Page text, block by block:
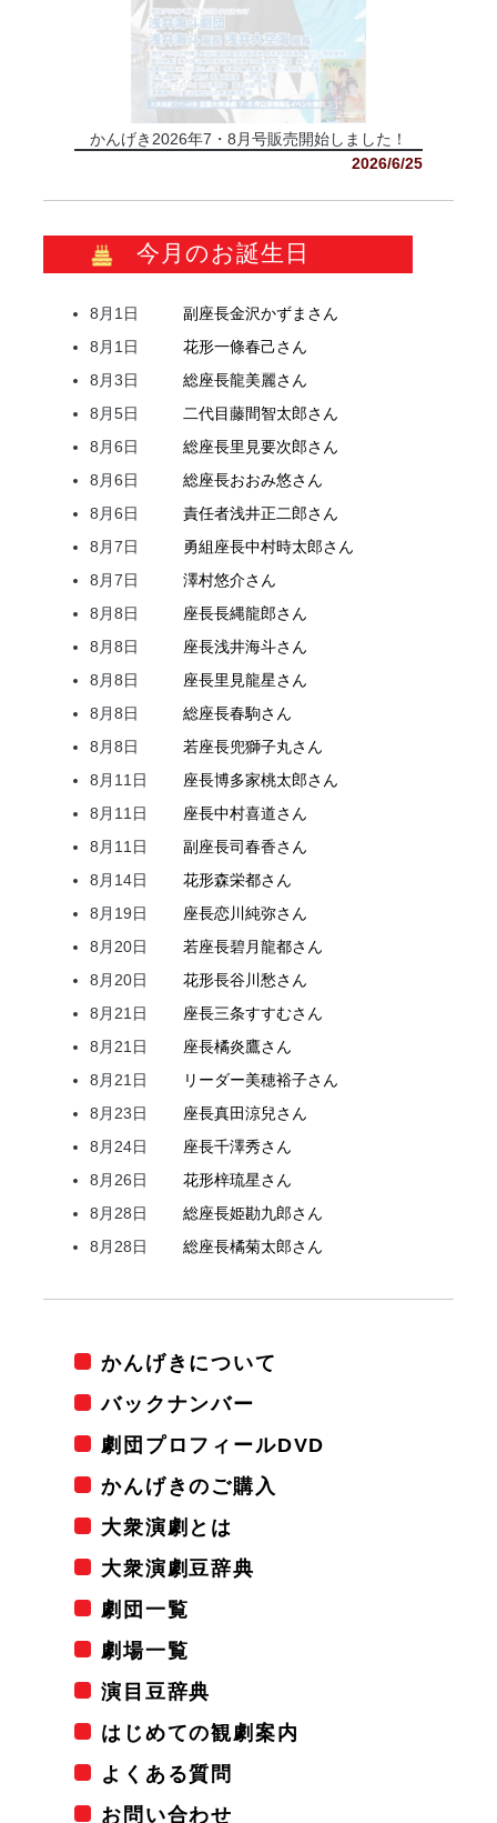
かんげき2026年7・8月号販売開始しました！
2026/6/25
今月のお誕生日
8月1日 副座長金沢かずま さん
8月1日
花形一條春己さん
8月3日
総座長龍美麗さん
8月5日
二代目藤間智太郎さん
8月6日
総座長里見要次郎さん
8月6日
総座長おおみ悠さん
8月6日
責任者浅井正二郎さん
8月7日
勇組座長中村時太郎さん
8月7日
澤村悠介さん
8月8日
座長長縄龍郎さん
8月8日
座長浅井海斗さん
8月8日
座長里見龍星さん
8月8日
総座長春駒さん
8月8日
若座長兜獅子丸さん
8月11日
座長博多家桃太郎さん
8月11日
座長中村喜道さん
8月11日
副座長司春香さん
8月14日
花形森栄都さん
8月19日
座長恋川純弥さん
8月20日
若座長碧月龍都さん
8月20日
花形長谷川愁さん
8月21日
座長三条すすむさん
8月21日
座長橘炎鷹さん
8月21日
リーダー美穂裕子さん
8月23日
座長真田涼兒さん
8月24日
座長千澤秀さん
8月26日
花形梓琉星さん
8月28日
総座長姫勘九郎さん
8月28日
総座長橘菊太郎さん
かんげきについて
バックナンバー
劇団プロフィールDVD
かんげきのご購入
大衆演劇とは
大衆演劇豆辞典
劇団一覧
劇場一覧
演目豆辞典
はじめての観劇案内
よくある質問
お問い合わせ